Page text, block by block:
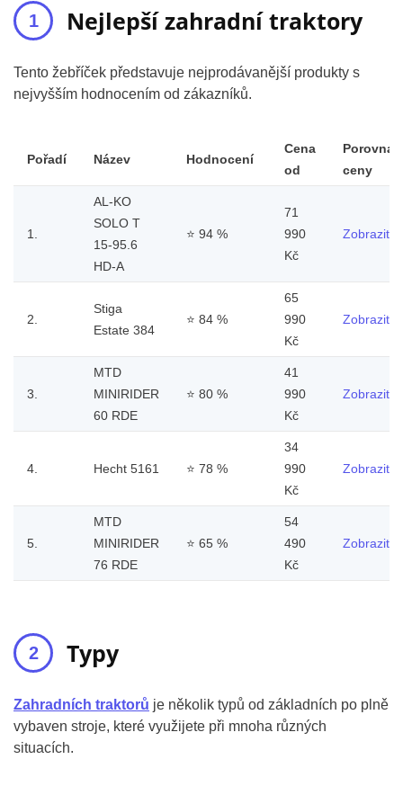
Nejlepší zahradní traktory
Tento žebříček představuje nejprodávanější produkty s
nejvyšším hodnocením od zákazníků.
Pořadí Název Hodnocení
Cena
od
Porovnat
ceny
1.
AL-KO
SOLO T
15-95.6
HD-A
⭐ 94 %
71
990
Kč
Zobrazit
2.
Stiga
Estate 384
⭐ 84 %
65
990
Kč
Zobrazit
3.
MTD
MINIRIDER
60 RDE
⭐ 80 %
41
990
Kč
Zobrazit
4. Hecht 5161 ⭐ 78 %
34
990
Kč
Zobrazit
5.
MTD
MINIRIDER
76 RDE
⭐ 65 %
54
490
Kč
Zobrazit
Typy
Zahradních traktorů je několik typů od základních po plně
vybaven stroje, které využijete při mnoha různých
situacích.